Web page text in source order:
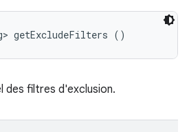
getExcludeFilters ()
des filtres d'exclusion.